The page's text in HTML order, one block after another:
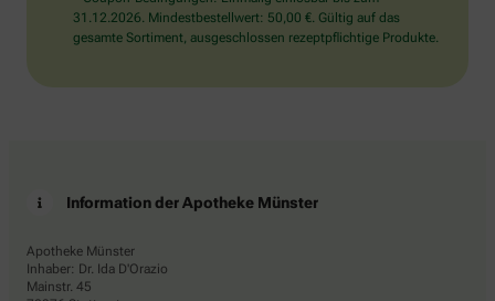
31.12.2026. Mindestbestellwert: 50,00 €. Gültig auf das
gesamte Sortiment, ausgeschlossen rezeptpflichtige Produkte.
Information der Apotheke Münster
Apotheke Münster
Inhaber: Dr. Ida D'Orazio
Mainstr. 45